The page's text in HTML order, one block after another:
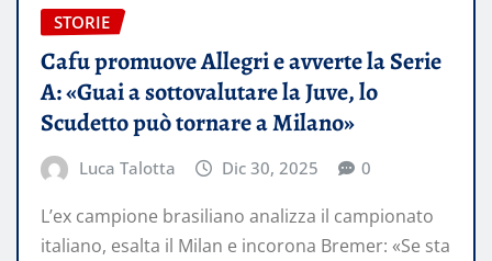
STORIE
Cafu promuove Allegri e avverte la Serie
A: «Guai a sottovalutare la Juve, lo
Scudetto può tornare a Milano»
Luca Talotta Dic 30, 2025 0
L’ex campione brasiliano analizza il campionato
italiano, esalta il Milan e incorona Bremer: «Se sta